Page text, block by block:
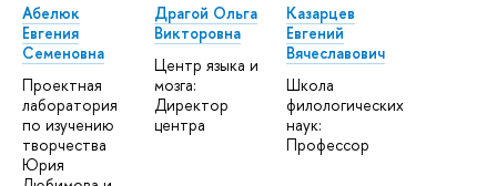
Абелюк
Евгения
Семеновна
Проектная
лаборатория
по изучению
творчества
Юрия
Драгой Ольга
Викторовна
Центр языка и
мозга:
Директор
центра
Казарцев
Евгений
Вячеславович
Школа
филологических
наук:
Профессор